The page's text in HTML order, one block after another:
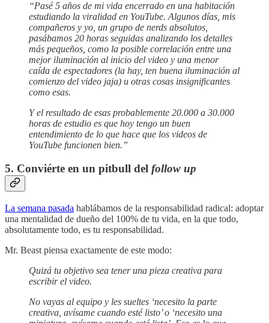
“Pasé 5 años de mi vida encerrado en una habitación
estudiando la viralidad en YouTube. Algunos días, mis
compañeros y yo, un grupo de nerds absolutos,
pasábamos 20 horas seguidas analizando los detalles
más pequeños, como la posible correlación entre una
mejor iluminación al inicio del video y una menor
caída de espectadores (la hay, ten buena iluminación al
comienzo del video jaja) u otras cosas insignificantes
como esas.
Y el resultado de esas probablemente 20.000 a 30.000
horas de estudio es que hoy tengo un buen
entendimiento de lo que hace que los videos de
YouTube funcionen bien.”
5. Conviérte en un pitbull del follow up
La semana pasada hablábamos de la responsabilidad radical: adoptar
una mentalidad de dueño del 100% de tu vida, en la que todo,
absolutamente todo, es tu responsabilidad.
Mr. Beast piensa exactamente de este modo:
Quizá tu objetivo sea tener una pieza creativa para
escribir el video.
No vayas al equipo y les sueltes ‘necesito la parte
creativa, avísame cuando esté listo’ o ‘necesito una